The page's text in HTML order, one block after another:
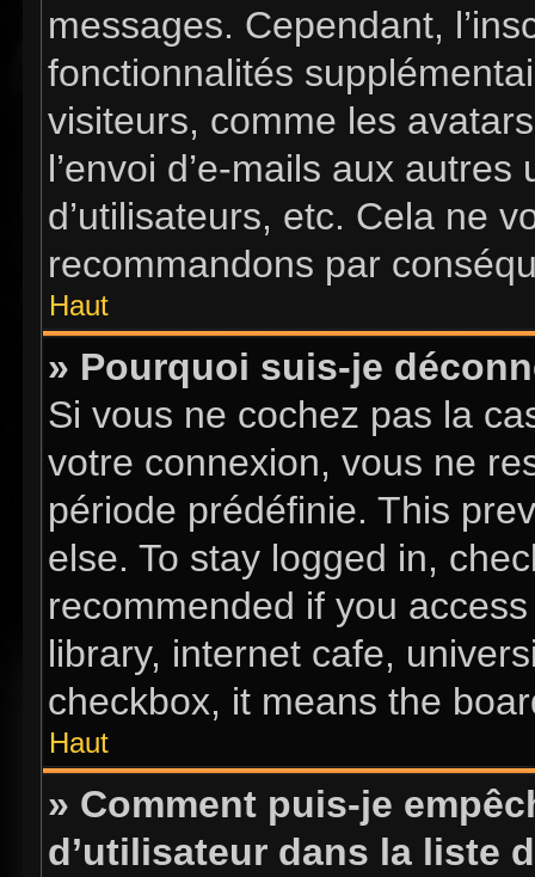
messages. Cependant,
fonctionnalités
visiteurs, comme les
l’envoi d’e-mails aux
d’utilisateurs, etc. Cela ne
recommandons par
Haut
» Pourquoi suis-je
Si vous ne cochez pas la
votre connexion, vous ne
période prédéfinie. This
else. To stay logged in,
recommended if you
library, internet cafe,
checkbox, it means the
Haut
» Comment puis-je
d’utilisateur dans la liste